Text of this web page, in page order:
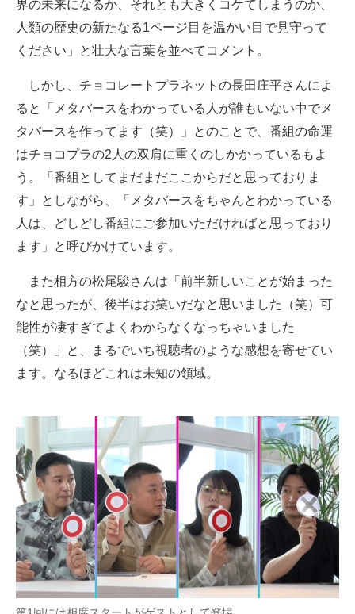
界の未来になるか、それとも大きくコケてしまうのか、
人類の歴史の新たなる1ページ目を温かい目で見守って
ください」と壮大な言葉を並べてコメント。
しかし、チョコレートプラネットの長田庄平さんによ
ると「メタバースをわかっている人が誰もいない中でメ
タバースを作ってます（笑）」とのことで、番組の命運
はチョコプラの2人の双肩に重くのしかかっているもよ
う。「番組としてまだまだここからだと思っておりま
す」としながら、「メタバースをちゃんとわかっている
人は、どしどし番組にご参加いただければと思っており
ます」と呼びかけています。
また相方の松尾駿さんは「前半新しいことが始まった
なと思ったが、後半はお笑いだなと思いました（笑）可
能性が凄すぎてよくわからなくなっちゃいました
（笑）」と、まるでいち視聴者のような感想を寄せてい
ます。なるほどこれは未知の領域。